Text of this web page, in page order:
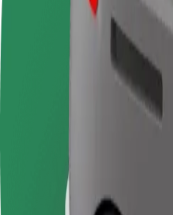
Tražiš najbolji način da stigneš od Intercambiador
Udobnost i praktičnost su nadohvat ruke!
Pouzdane vožnje u svakodnevnim automobilima